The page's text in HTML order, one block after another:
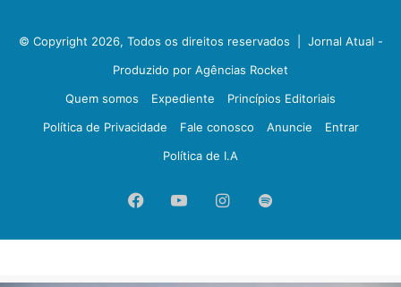
© Copyright 2026, Todos os direitos reservados | Jornal Atual -
Produzido por Agências Rocket
Quem somos
Expediente
Princípios Editoriais
Política de Privacidade
Fale conosco Anuncie
Entrar
Política de I.A
FacebookYouTubeInstagram
Spotify